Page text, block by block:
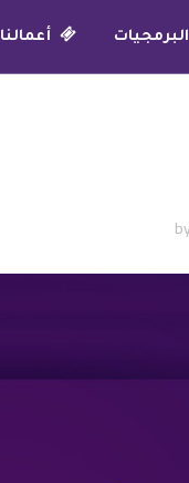
البرمجيات أعمالنا